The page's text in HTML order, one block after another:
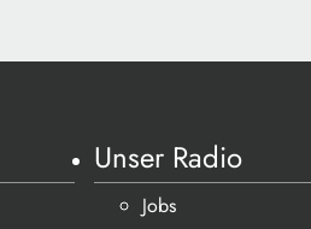
Unser Radio
Jobs